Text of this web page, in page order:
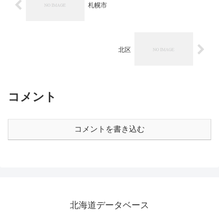
札幌市
北区
コメント
コメントを書き込む
北海道データベース